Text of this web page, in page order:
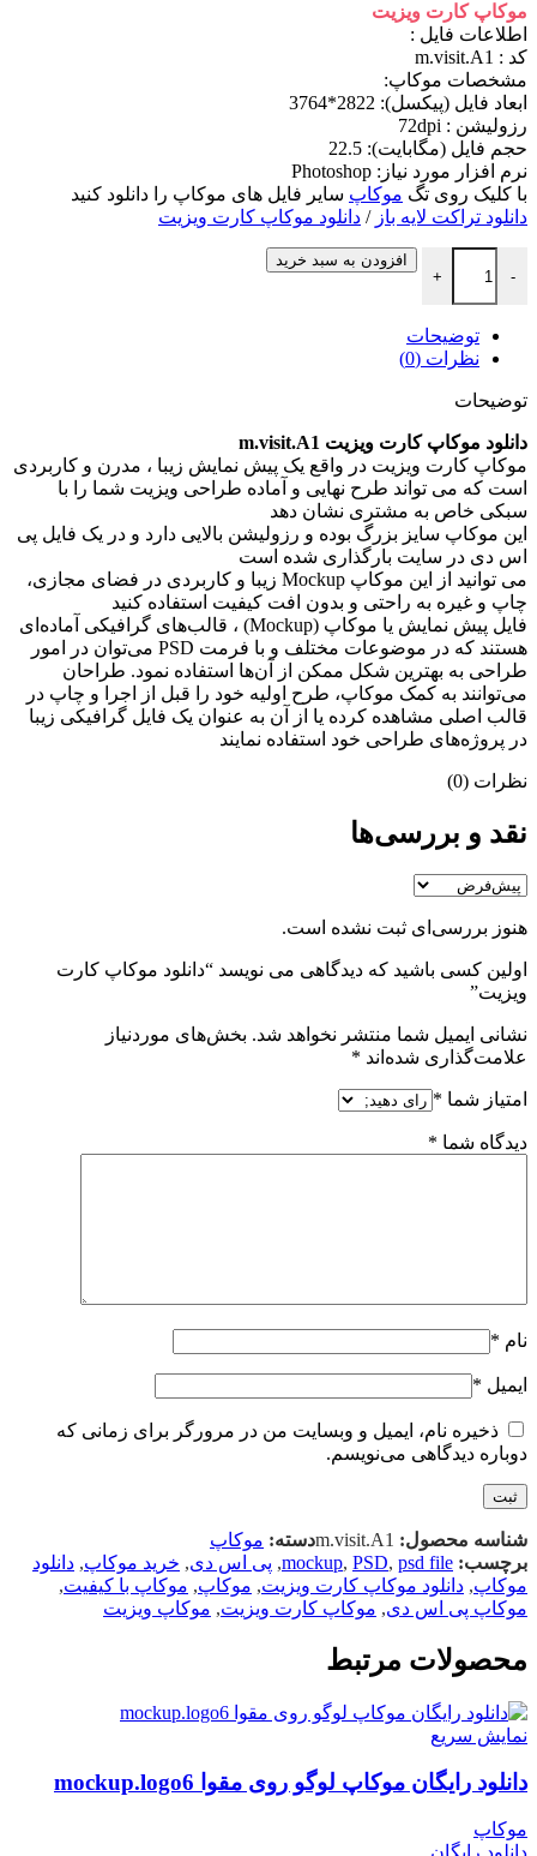
موکاپ کارت ویزیت
اطلاعات فايل :
کد : m.visit.A1
مشخصات موکاپ:
ابعاد فايل (پيکسل): 2822*3764
رزوليشن : 72dpi
حجم فايل (مگابايت): 22.5
نرم افزار مورد نياز: Photoshop
با کلیک روی تگ موکاپ سایر فایل های موکاپ را دانلود کنید
دانلود تراکت لایه باز / دانلود موکاپ کارت ویزیت
-
دانلود موکاپ کارت ویزیت عدد
+
افزودن به سبد خرید
توضیحات
نظرات (0)
توضیحات
دانلود موکاپ کارت ویزیت m.visit.A1
موکاپ کارت ویزیت در واقع يک پيش نمايش زيبا ، مدرن و کاربردی
است که می تواند طرح نهايی و آماده طراحی ویزیت شما را با
سبکی خاص به مشتری نشان دهد
اين موکاپ سايز بزرگ بوده و رزوليشن بالایی دارد و در یک فایل پی
اس دی در سایت بارگذاری شده است
می توانيد از اين موکاپ Mockup زيبا و کاربردی در فضای مجازی،
چاپ و غيره به راحتی و بدون افت کيفيت استفاده کنيد
فایل پیش نمایش یا موکاپ (Mockup) ، قالب‌های گرافیکی آماده‌ای
هستند که در موضوعات مختلف و با فرمت PSD می‌توان در امور
طراحی به بهترین شکل ممکن از آن‌ها استفاده نمود. طراحان
می‌توانند به کمک موکاپ، طرح اولیه خود را قبل از اجرا و چاپ در
قالب اصلی مشاهده کرده یا از آن به عنوان یک فایل گرافیکی زیبا
در پروژه‌های طراحی خود استفاده نمایند
نظرات (0)
نقد و بررسی‌ها
هنوز بررسی‌ای ثبت نشده است.
اولین کسی باشید که دیدگاهی می نویسد “دانلود موکاپ کارت
ویزیت”
نشانی ایمیل شما منتشر نخواهد شد. بخش‌های موردنیاز
علامت‌گذاری شده‌اند *
امتیاز شما *
دیدگاه شما *
نام *
ایمیل *
ذخیره نام، ایمیل و وبسایت من در مرورگر برای زمانی که
دوباره دیدگاهی می‌نویسم.
شناسه محصول: m.visit.A1دسته: موکاپ
برچسب:
mockup, PSD, psd file
, پی اس دی, خرید موکاپ, دانلود
موکاپ, دانلود موکاپ کارت ویزیت, موکاپ, موکاپ با کیفیت,
موکاپ پی اس دی, موکاپ کارت ویزیت, موکاپ ویزیت
محصولات مرتبط
نمایش سریع
دانلود رایگان موکاپ لوگو روی مقوا mockup.logo6
موکاپ